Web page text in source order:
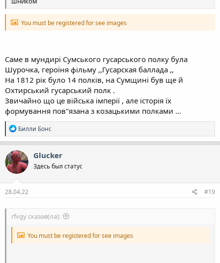
You must be registered for see images
Саме в мундирі Сумського гусарського полку була
Шурочка, героїня фільму ,,Гусарская баллада ,,
На 1812 рік було 14 полків, на Сумщині був ще й
Охтирський гусарський полк .
Звичайно що це війська імперії , але історія їх
формування пов"язана з козацькими полками ...
Р
е
а
к
ц
і
ї
:
Билли Бонс
Glucker
Здесь был статус
28.04.22 #19
rfvgy сказав(ла):
You must be registered for see images